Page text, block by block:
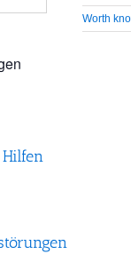
Worth